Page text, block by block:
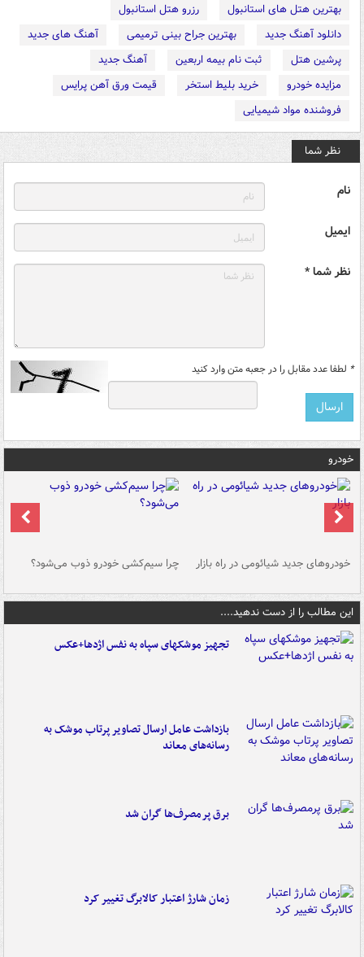
بهترین هتل های استانبول
رزرو هتل استانبول
دانلود آهنگ جدید
بهترین جراح بینی ترمیمی
آهنگ های جدید
پرشین هتل
ثبت نام بیمه اربعین
آهنگ جدید
مزایده خودرو
خرید بلیط استخر
قیمت ورق آهن پرایس
فروشنده مواد شیمیایی
نظر شما
نام
ایمیل
نظر شما *
* لطفا عدد مقابل را در جعبه متن وارد کنید
خودرو
خودروهای جدید شیائومی در راه بازار چرا سیم‌کشی خودرو ذوب می‌شود؟
این مطالب را از دست ندهید....
تجهیز موشکهای سپاه به نفس اژدها+عکس
بازداشت عامل ارسال تصاویر پرتاب موشک به
رسانه‌های معاند
برق پرمصرف‌ها گران شد
زمان شارژ اعتبار کالابرگ تغییر کرد